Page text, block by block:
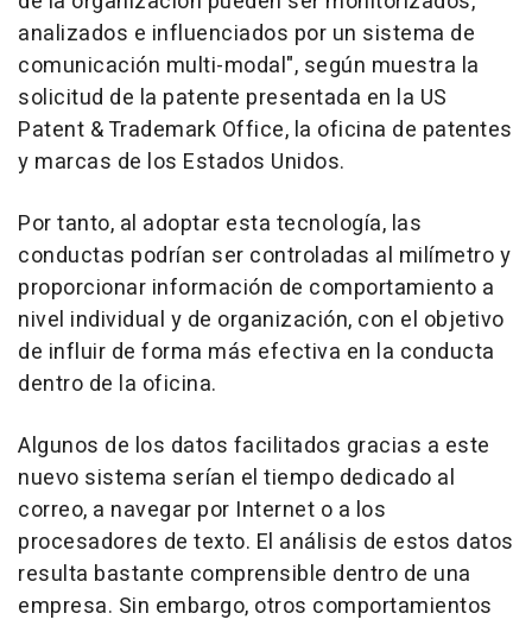
analizados e influenciados por un sistema de
comunicación multi-modal", según muestra la
solicitud de la patente presentada en la US
Patent & Trademark Office, la oficina de patentes
y marcas de los Estados Unidos.
Por tanto, al adoptar esta tecnología, las
conductas podrían ser controladas al milímetro y
proporcionar información de comportamiento a
nivel individual y de organización, con el objetivo
de influir de forma más efectiva en la conducta
dentro de la oficina.
Algunos de los datos facilitados gracias a este
nuevo sistema serían el tiempo dedicado al
correo, a navegar por Internet o a los
procesadores de texto. El análisis de estos datos
resulta bastante comprensible dentro de una
empresa. Sin embargo, otros comportamientos